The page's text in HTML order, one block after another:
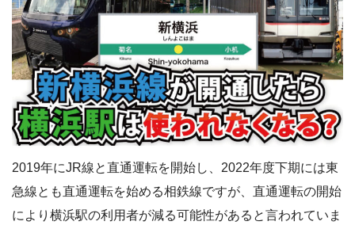
2019年にJR線と直通運転を開始し、2022年度下期には東
急線とも直通運転を始める相鉄線ですが、直通運転の開始
により横浜駅の利用者が減る可能性があると言われていま